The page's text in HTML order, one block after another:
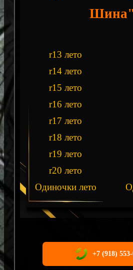
Шина"
r13 лето
r14 лето
r15 лето
r16 лето
r17 лето
r18 лето
r19 лето
r20 лето
Одиночки лето
+7 (918)